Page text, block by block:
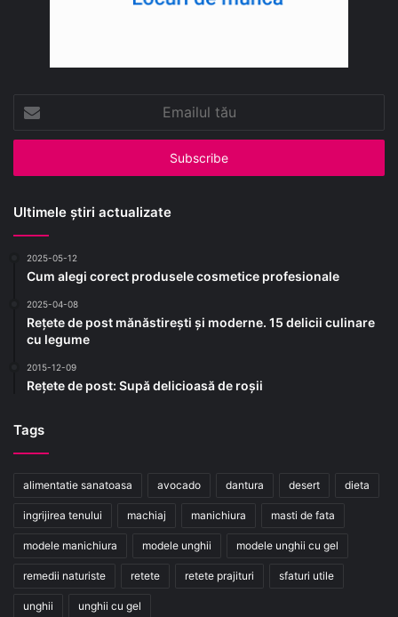
Emailul
tău
Ultimele știri actualizate
2025-05-12
Cum alegi corect produsele cosmetice profesionale
2025-04-08
Rețete de post mănăstirești și moderne. 15 delicii culinare
cu legume
2015-12-09
Rețete de post: Supă delicioasă de roșii
Tags
alimentatie sanatoasa avocado dantura desert dieta
ingrijirea tenului machiaj manichiura masti de fata
modele manichiura modele unghii modele unghii cu gel
remedii naturiste retete retete prajituri sfaturi utile
unghii unghii cu gel